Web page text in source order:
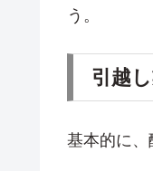
う。
引越
基本的に、